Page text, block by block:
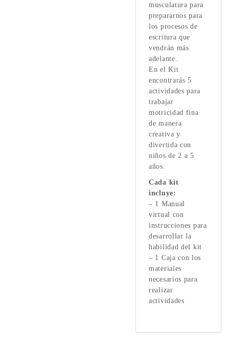
musculatura para
prepararnos para
los procesos de
escritura que
vendrán más
adelante.
En el Kit
encontrarás 5
actividades para
trabajar
motricidad fina
de manera
creativa y
divertida con
niños de 2 a 5
años.
Cada kit
incluye:
– 1 Manual
virtual con
instrucciones para
desarrollar la
habilidad del kit
– 1 Caja con los
materiales
necesarios para
realizar
actividades